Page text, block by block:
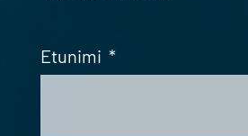
Etunimi *